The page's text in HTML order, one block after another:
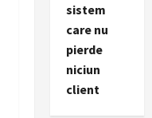
sistem
care nu
pierde
niciun
client